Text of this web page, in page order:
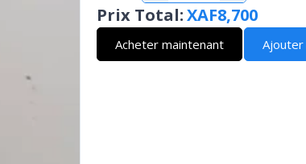
Prix Total:XAF8,700
Acheter maintenant Ajouter